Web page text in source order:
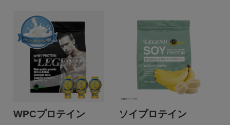
WPCプロテイン ソイプロテイン